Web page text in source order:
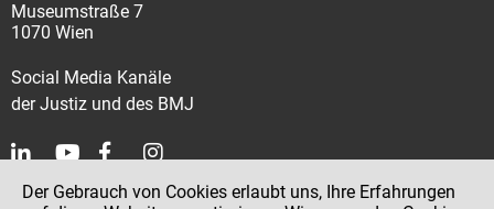
Museumstraße 7
1070 Wien
Social Media Kanäle
der Justiz und des BMJ
Kontakt
Der Gebrauch von Cookies erlaubt uns, Ihre Erfahrungen